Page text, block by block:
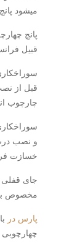
میشود
پانچ
قبیل
قبل از
چارچوب
و نصب
خسازت
جای قفلی
مخصوص
پارس در